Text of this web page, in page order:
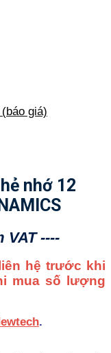
giá)
nhớ 12
VAT ----
hệ trước khi
mua số lượng
.